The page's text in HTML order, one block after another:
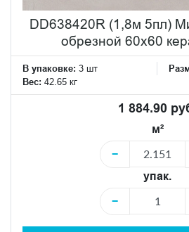
DD638420R (1,8м 5пл)
обрезной 60х60
В упаковке: 3 шт
Вес: 42.65 кг
1 884.90
м²
−
упак.
−